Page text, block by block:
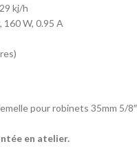
kj/h
W, 0.95 A
pour robinets 35mm 5/8″
en atelier.